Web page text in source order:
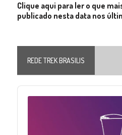
Clique aqui para ler o que
publicado nesta data nos
REDE TREK BRASILIS
Audio
Player